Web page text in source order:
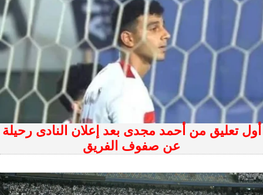
أول تعليق من أحمد مجدى بعد إعلان النادى رحيلة
عن صفوف الفريق